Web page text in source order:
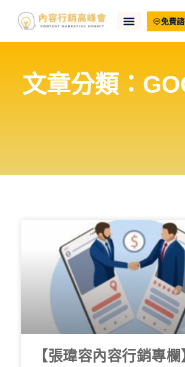
免費
文章分類：
【張瑋容內容行銷專